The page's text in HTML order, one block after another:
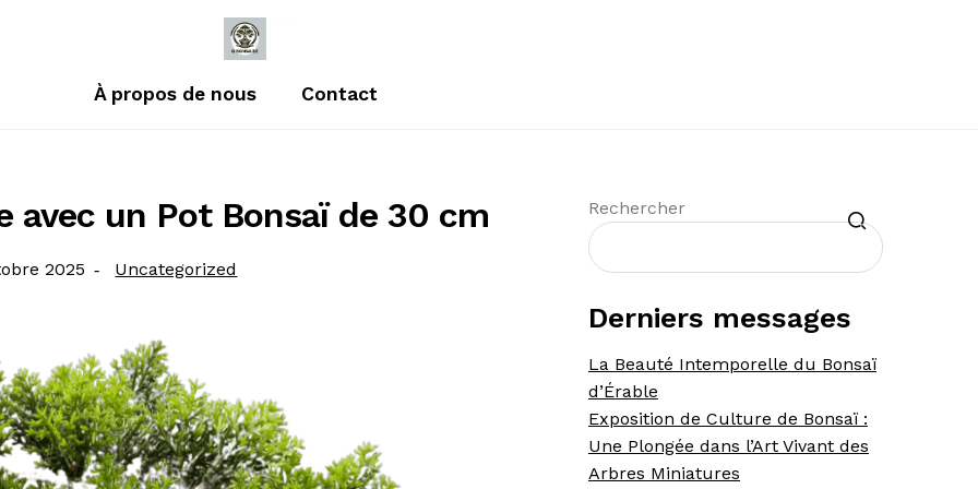
À propos de nous Contact
avec un Pot Bonsaï de 30 cm
2025
Catégorie
Uncategorized
Rechercher
Recherche
Derniers messages
La Beauté Intemporelle du Bonsaï
d’Érable
Exposition de Culture de Bonsaï :
Une Plongée dans l’Art Vivant des
Arbres Miniatures